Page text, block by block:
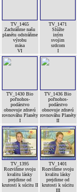
TV_1465
Zachráňme našu
planétu odstráňme
výrobu
mäsa
VI
TV_1471
Slúžte
iným
svojim
srdcom
I
TV_1430 Bio
poľnohos-
podárstvo
obnovuje zdravú
rovnováhu Planéty
I
TV_1436 Bio
poľnohos-
podárstvo
obnovuje zdravú
rovnováhu Planéty
II
TV_1395
Rozviňme svoju
kvalitu lásky
prejdime od
krutosti k súcitu II
TV_1401
Rozviňme svoju
kvalitu lásky
prejdime od
krutosti k súcitu
III